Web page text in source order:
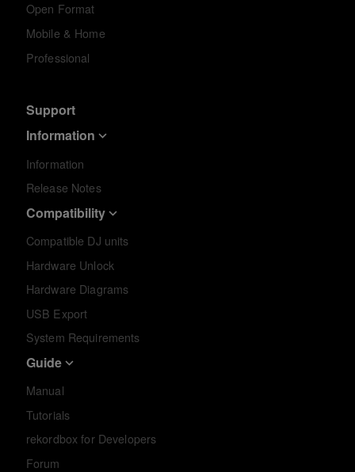
Open Format
Mobile & Home
Professional
Support
Information
Information
Release Notes
Compatibility
Compatible DJ units
Hardware Unlock
Hardware Diagrams
USB Export
System Requirements
Guide
Manual
Tutorials
rekordbox for Developers
Forum